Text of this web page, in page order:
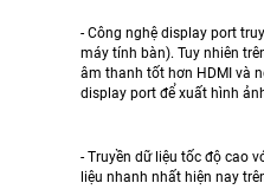
- Công nghệ display port
máy tính bàn). Tuy nhiên
âm thanh tốt hơn HDMI và
display port để xuất hình
- Truyền dữ liệu tốc độ cao
liệu nhanh nhất hiện nay